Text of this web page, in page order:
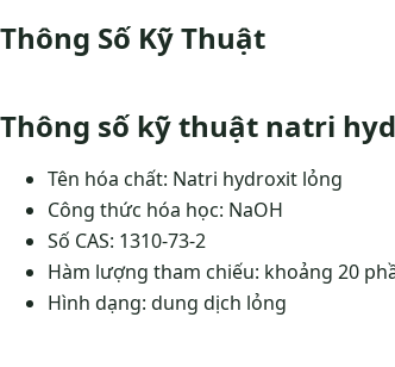
Thông Số Kỹ Thuật
Thông số kỹ thuật natri
Tên hóa chất: Natri hydroxit lỏng
Công thức hóa học: NaOH
Số CAS: 1310-73-2
Hàm lượng tham chiếu: khoảng 20
Hình dạng: dung dịch lỏng